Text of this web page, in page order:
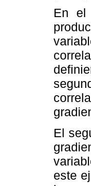
En el
El
este